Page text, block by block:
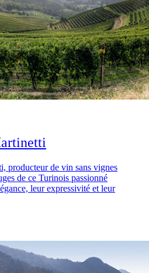
producteur de vin sans vignes
de ce Turinois passionné
leur expressivité et leur